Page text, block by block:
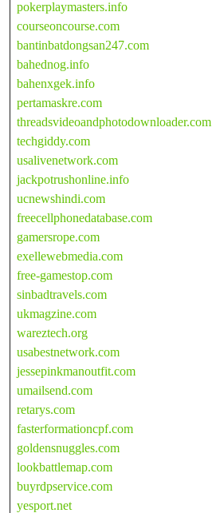
pokerplaymasters.info
courseoncourse.com
bantinbatdongsan247.com
bahednog.info
bahenxgek.info
pertamaskre.com
threadsvideoandphotodownloader.com
techgiddy.com
usalivenetwork.com
jackpotrushonline.info
ucnewshindi.com
freecellphonedatabase.com
gamersrope.com
exellewebmedia.com
free-gamestop.com
sinbadtravels.com
ukmagzine.com
wareztech.org
usabestnetwork.com
jessepinkmanoutfit.com
umailsend.com
retarys.com
fasterformationcpf.com
goldensnuggles.com
lookbattlemap.com
buyrdpservice.com
yesport.net